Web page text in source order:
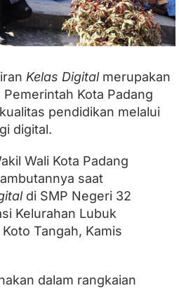
Kelas Digitalmerupakan
Kota Padang
pendidikan melalui
digital.
Wali Kota Padang
saat
di SMP Negeri 32
Kelurahan Lubuk
Tangah, Kamis
dalam rangkaian